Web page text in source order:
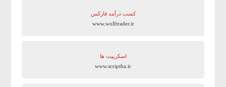
کسب درآمد فارکس
www.wolftrader.ir
اسکریپت ها
www.scriptha.ir